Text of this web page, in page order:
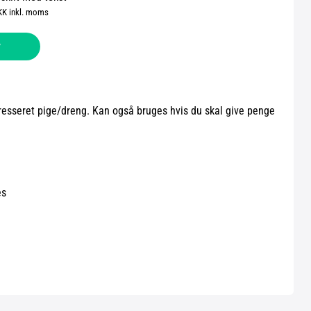
inkl. moms
pige/dreng. Kan også bruges hvis du skal give penge